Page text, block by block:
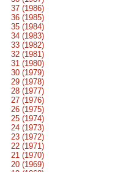
37 (1986)
36 (1985)
35 (1984)
34 (1983)
33 (1982)
32 (1981)
31 (1980)
30 (1979)
29 (1978)
28 (1977)
27 (1976)
26 (1975)
25 (1974)
24 (1973)
23 (1972)
22 (1971)
21 (1970)
20 (1969)